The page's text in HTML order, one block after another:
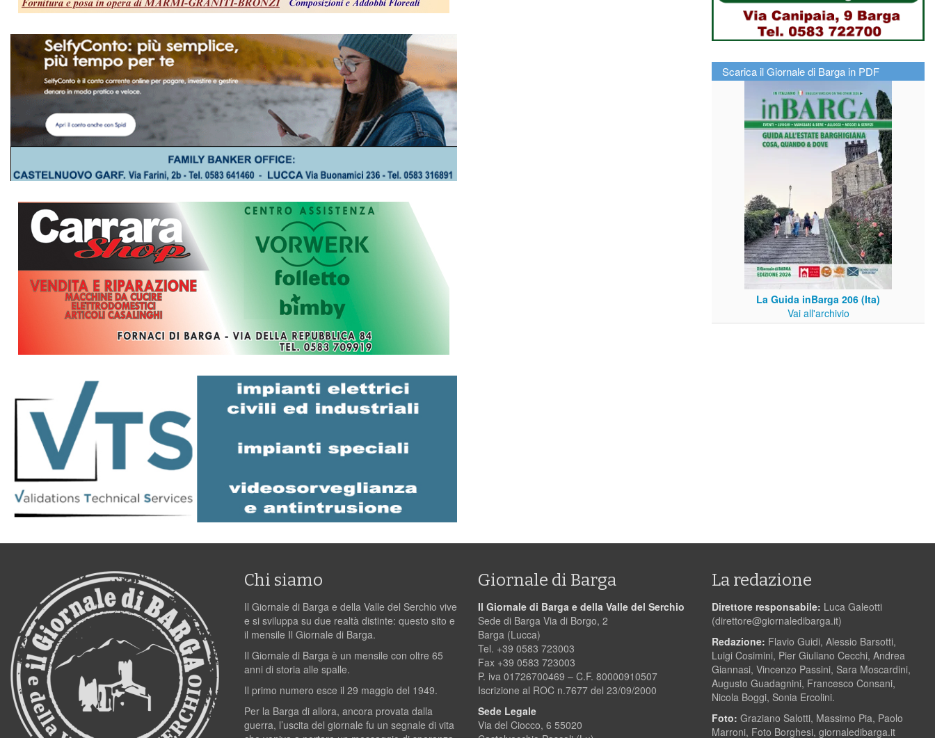
Scarica il Giornale di Barga in PDF
La Guida inBarga 206 (Ita)
Vai all'archivio
Chi siamo
Il Giornale di Barga e della Valle del Serchio vive
e si sviluppa su due realtà distinte: questo sito e
il mensile Il Giornale di Barga.
Il Giornale di Barga è un mensile con oltre 65
anni di storia alle spalle.
Il primo numero esce il 29 maggio del 1949.
Per la Barga di allora, ancora provata dalla
guerra, l’uscita del giornale fu un segnale di vita
Giornale di Barga
Il Giornale di Barga e della Valle del Serchio
Sede di Barga Via di Borgo, 2
Barga (Lucca)
Tel. +39 0583 723003
Fax +39 0583 723003
P. iva 01726700469 – C.F. 80000910507
Iscrizione al ROC n.7677 del 23/09/2000
Sede Legale
Via del Ciocco, 6 55020
La redazione
Direttore responsabile: Luca Galeotti
(direttore@giornaledibarga.it)
Redazione: Flavio Guidi, Alessio Barsotti,
Luigi Cosimini, Pier Giuliano Cecchi, Andrea
Giannasi, Vincenzo Passini, Sara Moscardini,
Augusto Guadagnini, Francesco Consani,
Nicola Boggi, Sonia Ercolini.
Foto: Graziano Salotti, Massimo Pia, Paolo
Marroni, Foto Borghesi, giornaledibarga.it